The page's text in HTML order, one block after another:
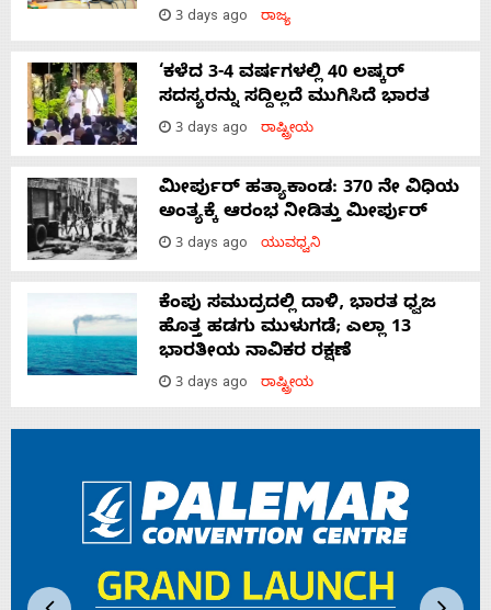
3 days ago ರಾಜ್ಯ
‘ಕಳೆದ 3-4 ವರ್ಷಗಳಲ್ಲಿ 40 ಲಷ್ಕರ್
ಸದಸ್ಯರನ್ನು ಸದ್ದಿಲ್ಲದೆ ಮುಗಿಸಿದೆ ಭಾರತ
3 days ago ರಾಷ್ಟ್ರೀಯ
ಮೀರ್ಪುರ್ ಹತ್ಯಾಕಾಂಡ: 370 ನೇ ವಿಧಿಯ
ಅಂತ್ಯಕ್ಕೆ ಆರಂಭ ನೀಡಿತ್ತು ಮೀರ್ಪುರ್
3 days ago ಯುವಧ್ವನಿ
ಕೆಂಪು ಸಮುದ್ರದಲ್ಲಿ ದಾಳಿ, ಭಾರತ ಧ್ವಜ
ಹೊತ್ತ ಹಡಗು ಮುಳುಗಡೆ; ಎಲ್ಲಾ 13
ಭಾರತೀಯ ನಾವಿಕರ ರಕ್ಷಣೆ
3 days ago ರಾಷ್ಟ್ರೀಯ